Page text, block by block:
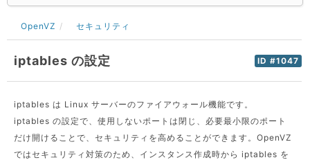
OpenVZ セキュリティ
ID #1047
iptables の設定
iptables は Linux サーバーのファイアウォール機能です。
iptables の設定で、使用しないポートは閉じ、必要最小限のポート
だけ開けることで、セキュリティを高めることができます。OpenVZ
ではセキュリティ対策のため、インスタンス作成時から iptables を